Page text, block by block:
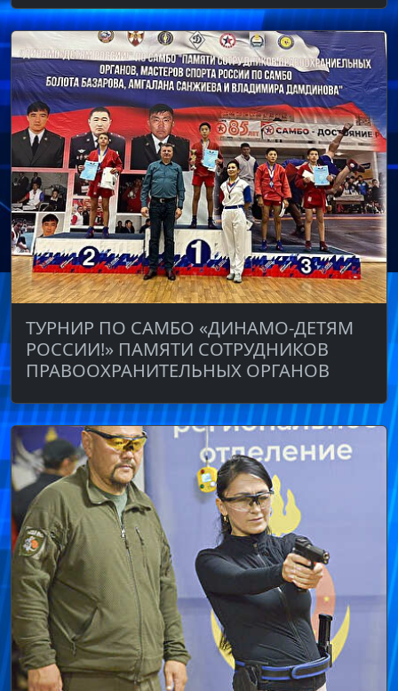
ТУРНИР ПО САМБО «ДИНАМО-ДЕТЯМ
РОССИИ!» ПАМЯТИ СОТРУДНИКОВ
ПРАВООХРАНИТЕЛЬНЫХ ОРГАНОВ